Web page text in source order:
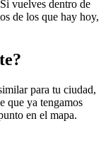
vuelves dentro de
de los que hay hoy,
para tu ciudad,
que ya tengamos
en el mapa.